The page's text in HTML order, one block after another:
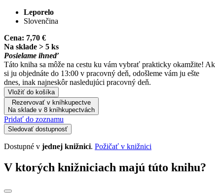
Leporelo
Slovenčina
Cena: 7,70 €
Na sklade > 5 ks
Posielame ihneď
Táto kniha sa môže na cestu ku vám vybrať prakticky okamžite! Ak
si ju objednáte do 13:00 v pracovný deň, odošleme vám ju ešte
dnes, inak najneskôr nasledujúci pracovný deň.
Vložiť do košíka
Rezervovať v kníhkupectve
Na sklade v 8 kníhkupectvách
Pridať do zoznamu
Sledovať dostupnosť
Dostupné v jednej knižnici. Požičať v knižnici
V ktorých knižniciach majú túto knihu?